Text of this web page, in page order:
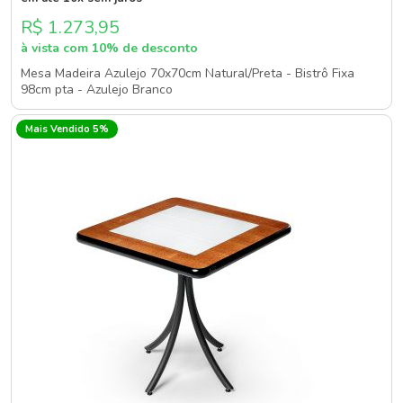
R$ 1.273,95
à vista com 10% de desconto
Mesa Madeira Azulejo 70x70cm Natural/Preta - Bistrô Fixa
98cm pta - Azulejo Branco
Mais Vendido 5%